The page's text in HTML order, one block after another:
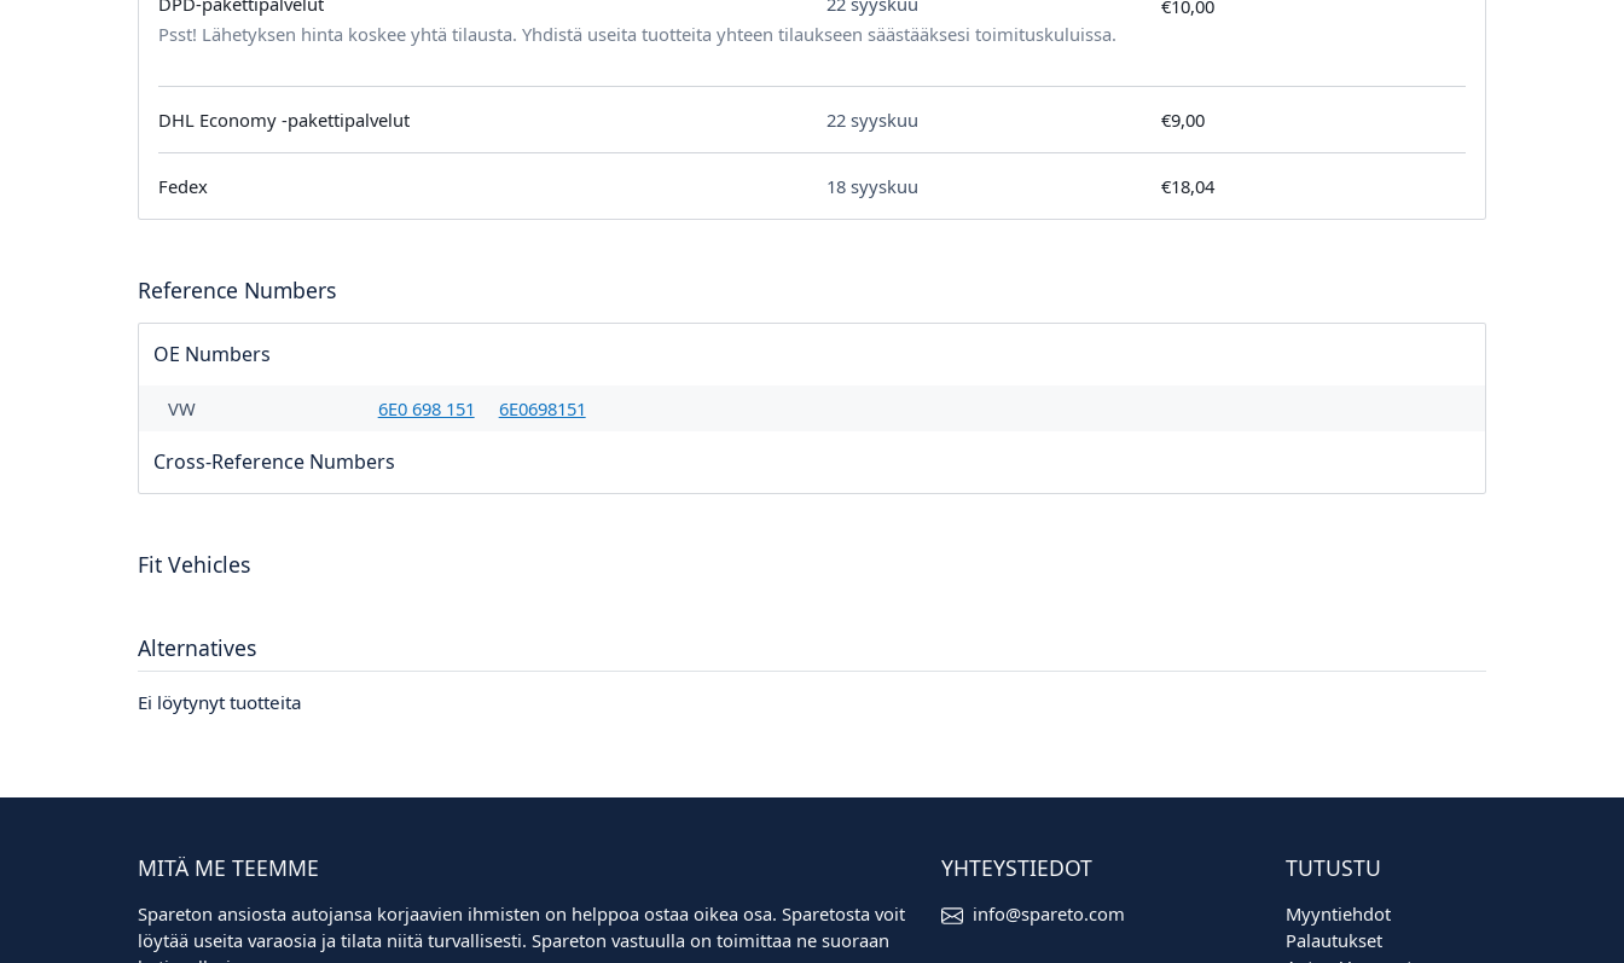
€10,00
Psst! Lähetyksen hinta koskee yhtä tilausta. Yhdistä useita tuotteita yhteen tilaukseen säästääksesi toimituskuluissa.
DHL Economy -pakettipalvelut 22 syyskuu €9,00
Fedex 18 syyskuu €18,04
Reference Numbers
OE Numbers
VW 6E0 698 151 6E0698151
Cross-Reference Numbers
Fit Vehicles
Alternatives
Ei löytynyt tuotteita
MITÄ ME TEEMME
Spareton ansiosta autojansa korjaavien ihmisten on helppoa ostaa oikea osa. Sparetosta voit
löytää useita varaosia ja tilata niitä turvallisesti. Spareton vastuulla on toimittaa ne suoraan
YHTEYSTIEDOT
info@spareto.com
TUTUSTU
Myyntiehdot
Palautukset